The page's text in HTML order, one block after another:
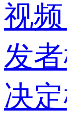
视频
发
决